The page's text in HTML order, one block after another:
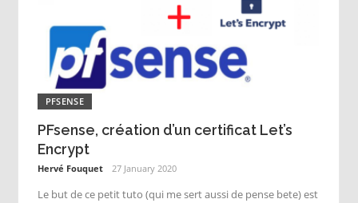
PFSENSE
PFsense, création d’un certificat Let’s
Encrypt
Hervé Fouquet 27 January 2020
Le but de ce petit tuto (qui me sert aussi de pense bete) est